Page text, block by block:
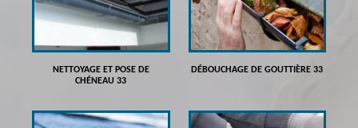
NETTOYAGE ET POSE DE
CHÉNEAU 33
DÉBOUCHAGE DE GOUTTIÈRE 33